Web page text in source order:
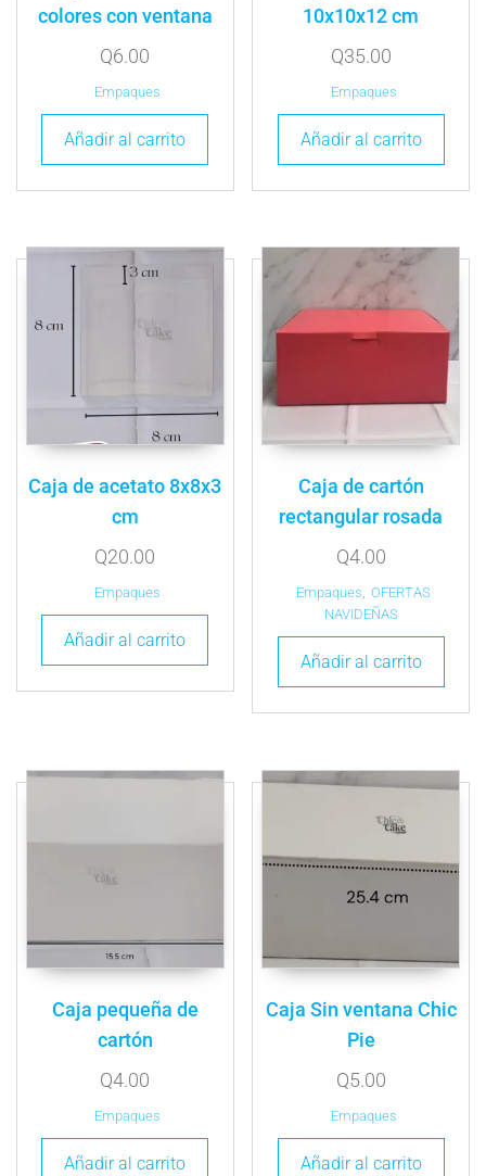
colores con ventana
Q6.00
Empaques
Añadir al carrito
10x10x12 cm
Q35.00
Empaques
Añadir al carrito
Caja de acetato 8x8x3
cm
Q20.00
Empaques
Añadir al carrito
Caja de cartón
rectangular rosada
Q4.00
Empaques, OFERTAS
NAVIDEÑAS
Añadir al carrito
Caja pequeña de
cartón
Q4.00
Empaques
Añadir al carrito
Caja Sin ventana Chic
Pie
Q5.00
Empaques
Añadir al carrito